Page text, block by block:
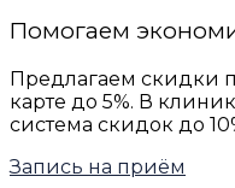
Помогаем
Предлагаем скидки
карте до 5%. В
система скидок до
Запись на приём